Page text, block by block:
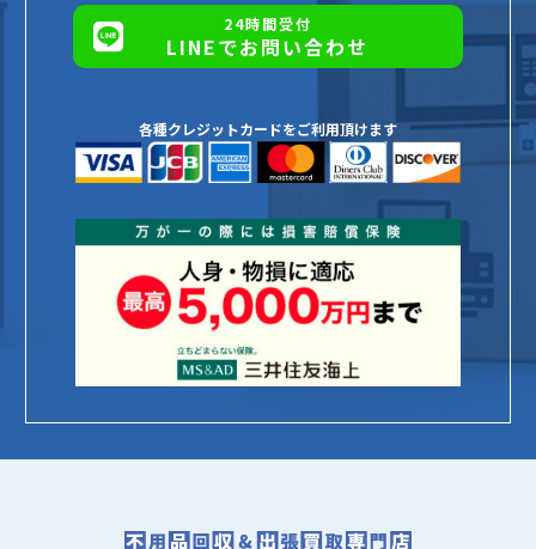
24時間受付
LINEでお問い合わせ
各種クレジットカードをご利用頂けます